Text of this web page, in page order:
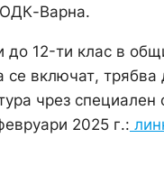
ОДК-Варна.
до 12-ти клас в
се включат, трябва
чрез специален
2025 г.: